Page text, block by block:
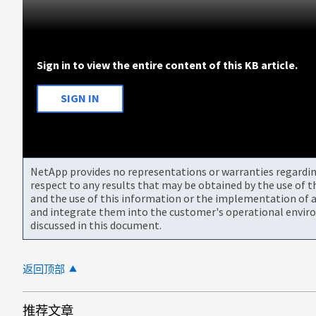
Sign in to view the entire content of this KB article.
SIGN IN
NetApp provides no representations or warranties
respect to any results that may be obtained by the use of
and the use of this information or the implementation of
and integrate them into the customer's operational
discussed in this document.
返回顶部
推荐文章